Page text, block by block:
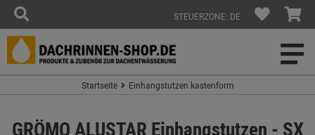
STEUERZONE: DE
Startseite Einhangstutzen kastenform
GRÖMO ALUSTAR Einhangstutzen - SX